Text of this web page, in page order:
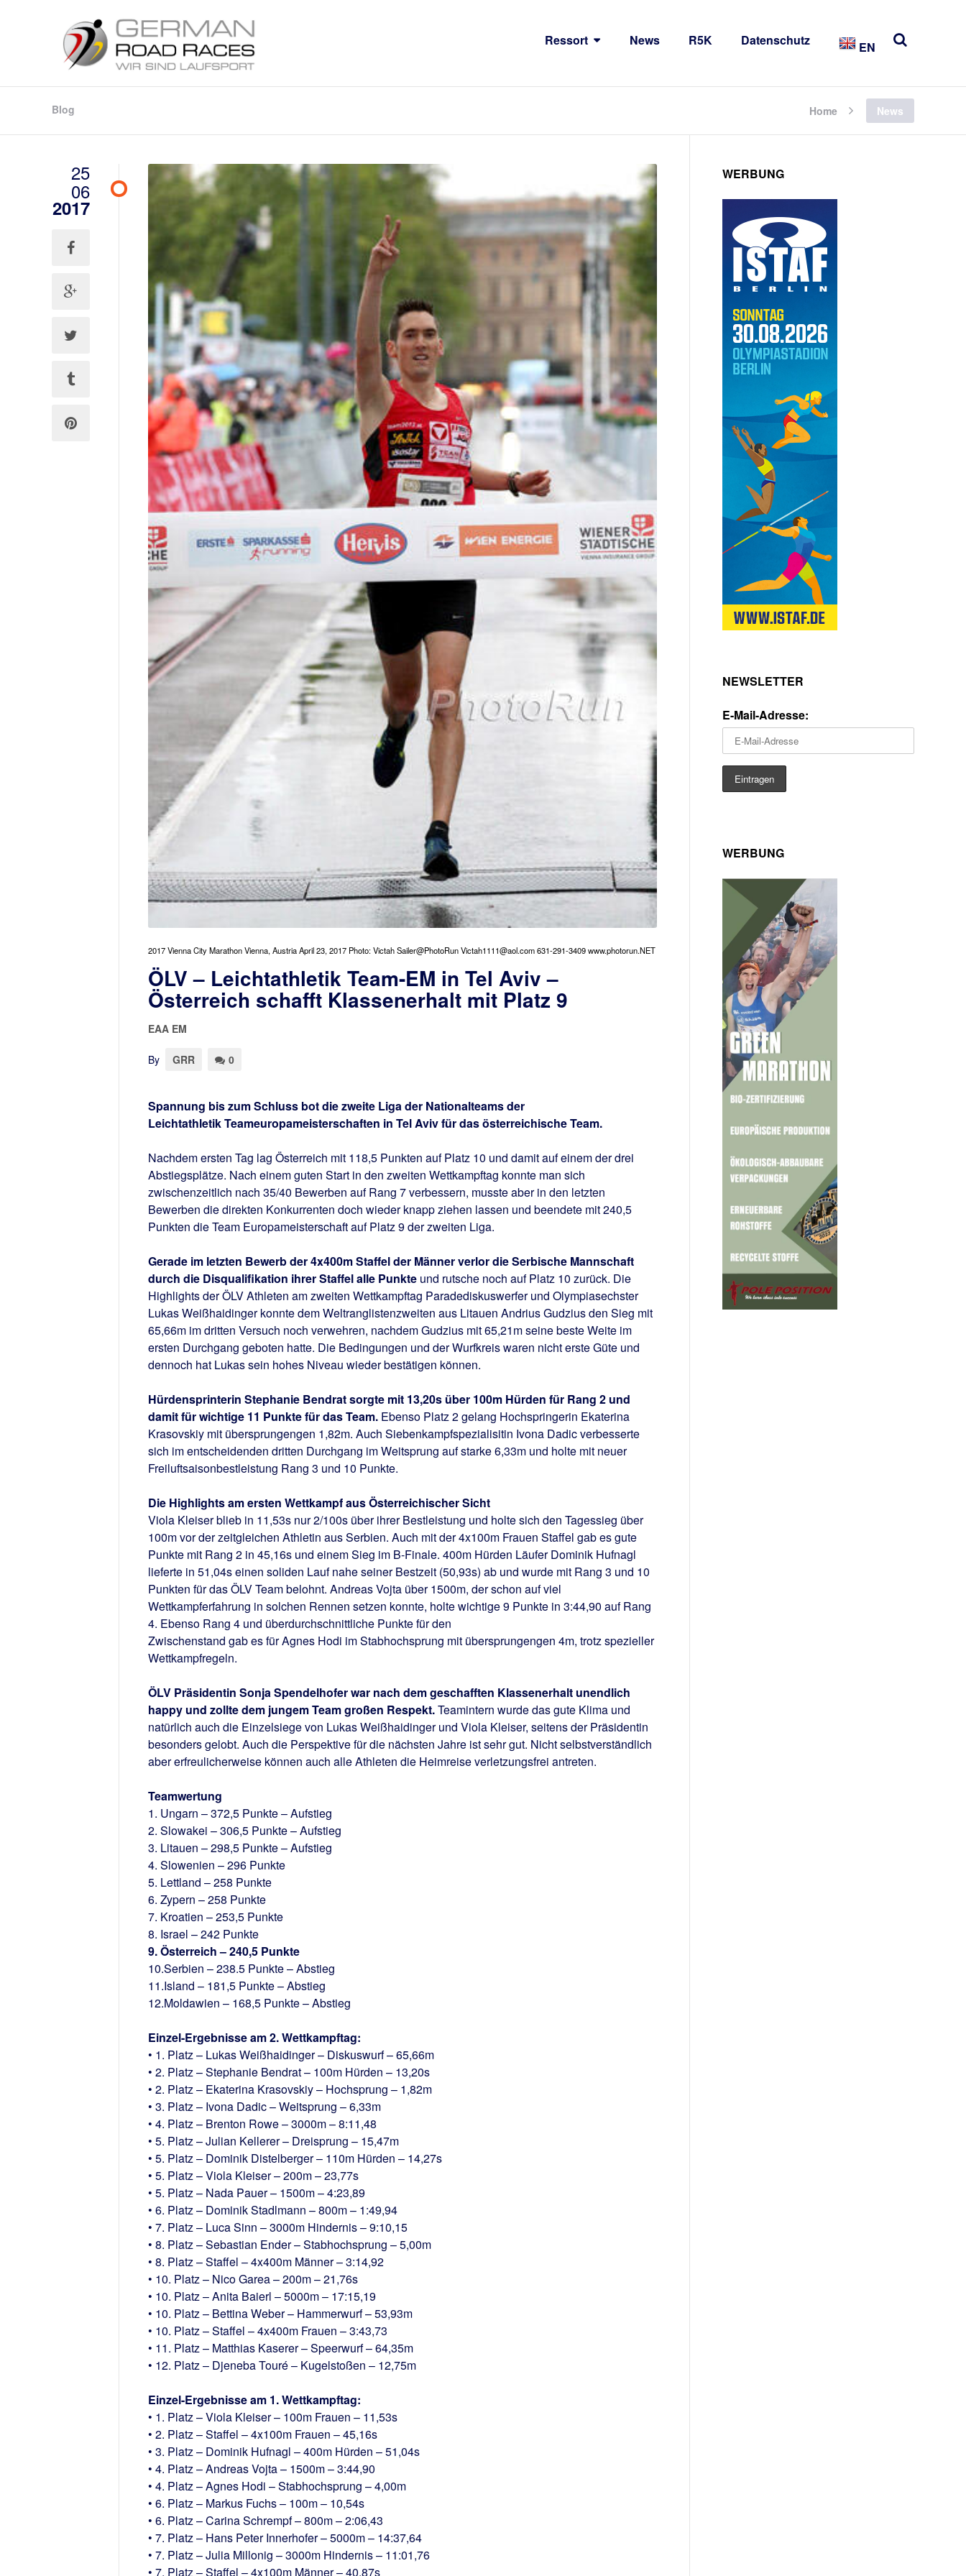
Ressort News R5K Datenschutz EN
Blog Home News
25
06
2017
2017 Vienna City Marathon Vienna, Austria April 23, 2017 Photo: Victah Sailer@PhotoRun Victah1111@aol.com 631-291-3409 www.photorun.NET
ÖLV – Leichtathletik Team-EM in Tel Aviv –
Österreich schafft Klassenerhalt mit Platz 9
EAA EM
By GRR 0
Spannung bis zum Schluss bot die zweite Liga der Nationalteams der
Leichtathletik Teameuropameisterschaften in Tel Aviv für das österreichische Team.
Nachdem ersten Tag lag Österreich mit 118,5 Punkten auf Platz 10 und damit auf einem der drei
Abstiegsplätze. Nach einem guten Start in den zweiten Wettkampftag konnte man sich
zwischenzeitlich nach 35/40 Bewerben auf Rang 7 verbessern, musste aber in den letzten
Bewerben die direkten Konkurrenten doch wieder knapp ziehen lassen und beendete mit 240,5
Punkten die Team Europameisterschaft auf Platz 9 der zweiten Liga.
Gerade im letzten Bewerb der 4x400m Staffel der Männer verlor die Serbische Mannschaft
durch die Disqualifikation ihrer Staffel alle Punkte und rutsche noch auf Platz 10 zurück. Die
Highlights der ÖLV Athleten am zweiten Wettkampftag Paradediskuswerfer und Olympiasechster
Lukas Weißhaidinger konnte dem Weltranglistenzweiten aus Litauen Andrius Gudzius den Sieg mit
65,66m im dritten Versuch noch verwehren, nachdem Gudzius mit 65,21m seine beste Weite im
ersten Durchgang geboten hatte. Die Bedingungen und der Wurfkreis waren nicht erste Güte und
dennoch hat Lukas sein hohes Niveau wieder bestätigen können.
Hürdensprinterin Stephanie Bendrat sorgte mit 13,20s über 100m Hürden für Rang 2 und
damit für wichtige 11 Punkte für das Team.Ebenso Platz 2 gelang Hochspringerin Ekaterina
Krasovskiy mit übersprungengen 1,82m. Auch Siebenkampfspezialisitin Ivona Dadic verbesserte
sich im entscheidenden dritten Durchgang im Weitsprung auf starke 6,33m und holte mit neuer
Freiluftsaisonbestleistung Rang 3 und 10 Punkte.
Die Highlights am ersten Wettkampf aus Österreichischer Sicht
Viola Kleiser blieb in 11,53s nur 2/100s über ihrer Bestleistung und holte sich den Tagessieg über
100m vor der zeitgleichen Athletin aus Serbien. Auch mit der 4x100m Frauen Staffel gab es gute
Punkte mit Rang 2 in 45,16s und einem Sieg im B-Finale. 400m Hürden Läufer Dominik Hufnagl
lieferte in 51,04s einen soliden Lauf nahe seiner Bestzeit (50,93s) ab und wurde mit Rang 3 und 10
Punkten für das ÖLV Team belohnt. Andreas Vojta über 1500m, der schon auf viel
Wettkampferfahrung in solchen Rennen setzen konnte, holte wichtige 9 Punkte in 3:44,90 auf Rang
4. Ebenso Rang 4 und überdurchschnittliche Punkte für den
Zwischenstand gab es für Agnes Hodi im Stabhochsprung mit übersprungengen 4m, trotz spezieller
Wettkampfregeln.
ÖLV Präsidentin Sonja Spendelhofer war nach dem geschafften Klassenerhalt unendlich
happy und zollte dem jungem Team großen Respekt.Teamintern wurde das gute Klima und
natürlich auch die Einzelsiege von Lukas Weißhaidinger und Viola Kleiser, seitens der Präsidentin
besonders gelobt. Auch die Perspektive für die nächsten Jahre ist sehr gut. Nicht selbstverständlich
aber erfreulicherweise können auch alle Athleten die Heimreise verletzungsfrei antreten.
Teamwertung
1. Ungarn – 372,5 Punkte – Aufstieg
2. Slowakei – 306,5 Punkte – Aufstieg
3. Litauen – 298,5 Punkte – Aufstieg
4. Slowenien – 296 Punkte
5. Lettland – 258 Punkte
6. Zypern – 258 Punkte
7. Kroatien – 253,5 Punkte
8. Israel – 242 Punkte
9. Österreich – 240,5 Punkte
10.Serbien – 238.5 Punkte – Abstieg
11.Island – 181,5 Punkte – Abstieg
12.Moldawien – 168,5 Punkte – Abstieg
Einzel-Ergebnisse am 2. Wettkampftag:
• 1. Platz – Lukas Weißhaidinger – Diskuswurf – 65,66m
• 2. Platz – Stephanie Bendrat – 100m Hürden – 13,20s
• 2. Platz – Ekaterina Krasovskiy – Hochsprung – 1,82m
• 3. Platz – Ivona Dadic – Weitsprung – 6,33m
• 4. Platz – Brenton Rowe – 3000m – 8:11,48
• 5. Platz – Julian Kellerer – Dreisprung – 15,47m
• 5. Platz – Dominik Distelberger – 110m Hürden – 14,27s
• 5. Platz – Viola Kleiser – 200m – 23,77s
• 5. Platz – Nada Pauer – 1500m – 4:23,89
• 6. Platz – Dominik Stadlmann – 800m – 1:49,94
• 7. Platz – Luca Sinn – 3000m Hindernis – 9:10,15
• 8. Platz – Sebastian Ender – Stabhochsprung – 5,00m
• 8. Platz – Staffel – 4x400m Männer – 3:14,92
• 10. Platz – Nico Garea – 200m – 21,76s
• 10. Platz – Anita Baierl – 5000m – 17:15,19
• 10. Platz – Bettina Weber – Hammerwurf – 53,93m
• 10. Platz – Staffel – 4x400m Frauen – 3:43,73
• 11. Platz – Matthias Kaserer – Speerwurf – 64,35m
• 12. Platz – Djeneba Touré – Kugelstoßen – 12,75m
Einzel-Ergebnisse am 1. Wettkampftag:
• 1. Platz – Viola Kleiser – 100m Frauen – 11,53s
• 2. Platz – Staffel – 4x100m Frauen – 45,16s
• 3. Platz – Dominik Hufnagl – 400m Hürden – 51,04s
• 4. Platz – Andreas Vojta – 1500m – 3:44,90
• 4. Platz – Agnes Hodi – Stabhochsprung – 4,00m
• 6. Platz – Markus Fuchs – 100m – 10,54s
• 6. Platz – Carina Schrempf – 800m – 2:06,43
• 7. Platz – Hans Peter Innerhofer – 5000m – 14:37,64
• 7. Platz – Julia Millonig – 3000m Hindernis – 11:01,76
• 7. Platz – Staffel – 4x100m Männer – 40,87s
WERBUNG
NEWSLETTER
E-Mail-Adresse:
WERBUNG